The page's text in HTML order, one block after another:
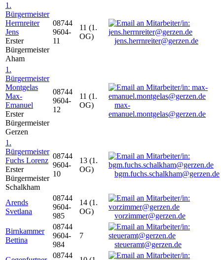
1.
Bürgermeister
Herrnreiter
Jens
Erster
Bürgermeister
Aham
08744
9604-
11
11 (1.
OG)
jens.herrnreiter@gerzen.de
1.
Bürgermeister
Montgelas
Max-
Emanuel
Erster
Bürgermeister
Gerzen
08744
9604-
12
11 (1.
OG)
max-
emanuel.montgelas@gerzen.de
1.
Bürgermeister
Fuchs Lorenz
Erster
Bürgermeister
Schalkham
08744
9604-
10
13 (1.
OG)
bgm.fuchs.schalkham@gerzen.de
Arends
Svetlana
08744
9604-
985
14 (1.
OG)
vorzimmer@gerzen.de
Birnkammer
Bettina
08744
9604-
984
7
steueramt@gerzen.de
08744